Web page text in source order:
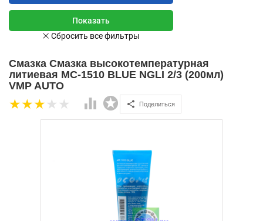
Смазка Смазка высокотемпературная
литиевая МС-1510 BLUE NGLI 2/3 (200мл)
VMP AUTO
Поделиться